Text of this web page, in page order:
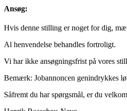
Ansøg:
Hvis denne stilling er noget for dig,
Al henvendelse behandles fortroligt.
Vi har ikke ansøgningsfrist på vores
Bemærk: Jobannoncen genindrykkes
Såfremt du har spørgsmål, er du